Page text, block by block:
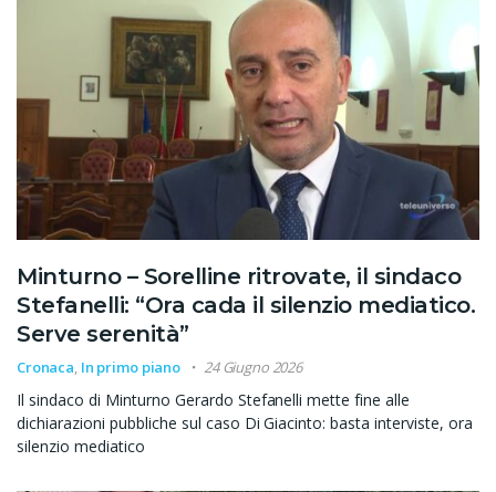
Minturno – Sorelline ritrovate, il sindaco
Stefanelli: “Ora cada il silenzio mediatico.
Serve serenità”
Cronaca, In primo piano 24 Giugno 2026
Il sindaco di Minturno Gerardo Stefanelli mette fine alle
dichiarazioni pubbliche sul caso Di Giacinto: basta interviste, ora
silenzio mediatico